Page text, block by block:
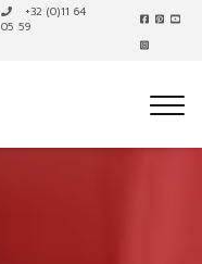
+32 (0)11 64
05 59